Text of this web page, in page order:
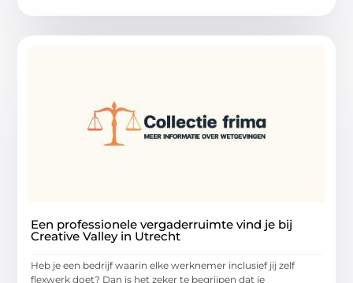
Een professionele vergaderruimte vind je bij
Creative Valley in Utrecht
Heb je een bedrijf waarin elke werknemer inclusief jij zelf
flexwerk doet? Dan is het zeker te begrijpen dat je